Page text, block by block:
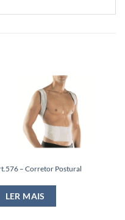
– Corretor Postural
LER MAIS